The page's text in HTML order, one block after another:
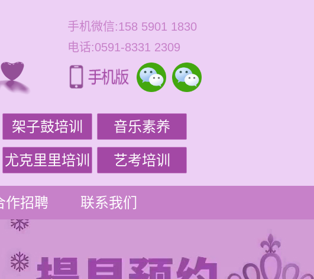
手机微信:158 5901 1830
电话:0591-8331 2309
架子鼓培训 音乐素养
尤克里里培训 艺考培训
作招聘 联系我们